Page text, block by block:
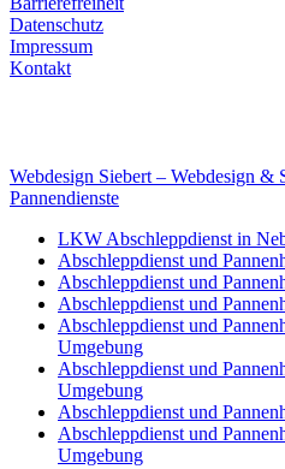
Datenschutz
Impressum
Kontakt
Webdesign Siebert – Webdesign &
Pannendienste
LKW Abschleppdienst in
Abschleppdienst und
Abschleppdienst und
Abschleppdienst und
Abschleppdienst und
Umgebung
Abschleppdienst und
Umgebung
Abschleppdienst und
Abschleppdienst und
Umgebung